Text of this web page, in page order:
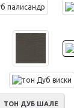
ТОН ДУБ ШАЛЕ